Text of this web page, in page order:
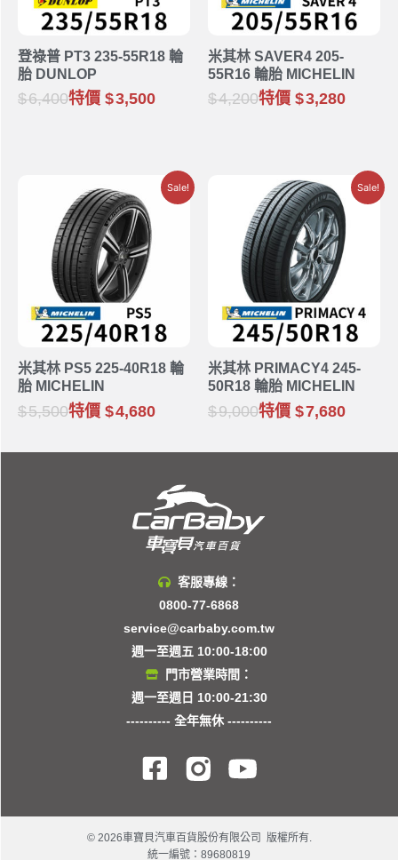
登祿普 PT3 235-55R18 輪
胎 DUNLOP
6,400特價 3,500
米其林 SAVER4 205-
55R16 輪胎 MICHELIN
4,200特價 3,280
Sale!
米其林 PS5 225-40R18 輪
胎 MICHELIN
5,500特價 4,680
Sale!
米其林 PRIMACY4 245-
50R18 輪胎 MICHELIN
9,000特價 7,680
客服專線：
0800-77-6868
service@carbaby.com.tw
週一至週五 10:00-18:00
門市營業時間：
週一至週日 10:00-21:30
---------- 全年無休 ----------
© 2026車寶貝汽車百貨股份有限公司 版權所有.
統一編號：89680819